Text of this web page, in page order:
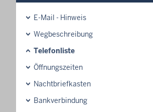
E-Mail - Hinweis
Wegbeschreibung
Telefonliste
Öffnungszeiten
Nachtbriefkasten
Bankverbindung